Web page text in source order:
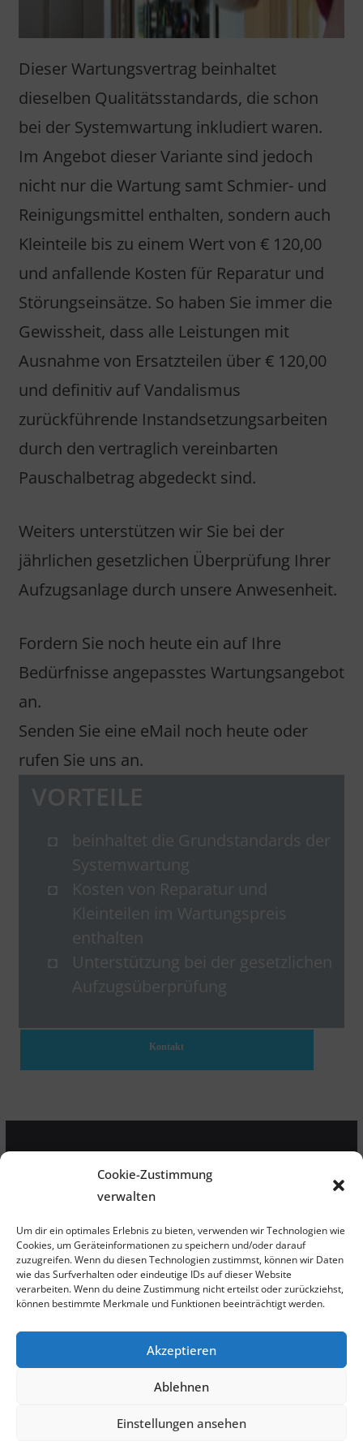
Cookie-Zustimmung
verwalten
Um dir ein optimales Erlebnis zu bieten, verwenden wir Technologien wie
Cookies, um Geräteinformationen zu speichern und/oder darauf
zuzugreifen. Wenn du diesen Technologien zustimmst, können wir Daten
wie das Surfverhalten oder eindeutige IDs auf dieser Website
verarbeiten. Wenn du deine Zustimmung nicht erteilst oder zurückziehst,
können bestimmte Merkmale und Funktionen beeinträchtigt werden.
Akzeptieren
Ablehnen
Einstellungen ansehen
Dieser Wartungsvertrag beinhaltet
dieselben Qualitätsstandards, die schon
bei der Systemwartung inkludiert waren.
Im Angebot dieser Variante sind jedoch
nicht nur die Wartung samt Schmier- und
Reinigungsmittel enthalten, sondern auch
Kleinteile bis zu einem Wert von € 120,00
und anfallende Kosten für Reparatur und
Störungseinsätze. So haben Sie immer die
Gewissheit, dass alle Leistungen mit
Ausnahme von Ersatzteilen über € 120,00
und definitiv auf Vandalismus
zurückführende Instandsetzungsarbeiten
durch den vertraglich vereinbarten
Pauschalbetrag abgedeckt sind.
Weiters unterstützen wir Sie bei der
jährlichen gesetzlichen Überprüfung Ihrer
Aufzugsanlage durch unsere Anwesenheit.
Fordern Sie noch heute ein auf Ihre
Bedürfnisse angepasstes Wartungsangebot
an.
Senden Sie eine eMail noch heute oder
rufen Sie uns an.
VORTEILE
beinhaltet die Grundstandards der
Systemwartung
Kosten von Reparatur und
Kleinteilen im Wartungspreis
enthalten
Unterstützung bei der gesetzlichen
Aufzugsüberprüfung
Kontakt
Landesstrasse 13
6406 Oberhofen
Österreich
Kontakt
Datenschutzerklärung